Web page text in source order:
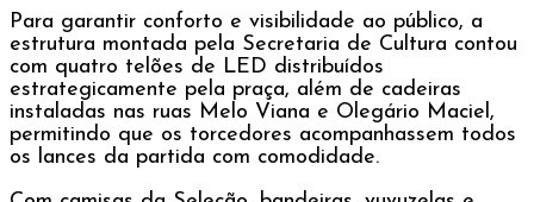
Para garantir conforto e visibilidade ao público, a
estrutura montada pela Secretaria de Cultura contou
com quatro telões de LED distribuídos
estrategicamente pela praça, além de cadeiras
instaladas nas ruas Melo Viana e Olegário Maciel,
permitindo que os torcedores acompanhassem todos
os lances da partida com comodidade.